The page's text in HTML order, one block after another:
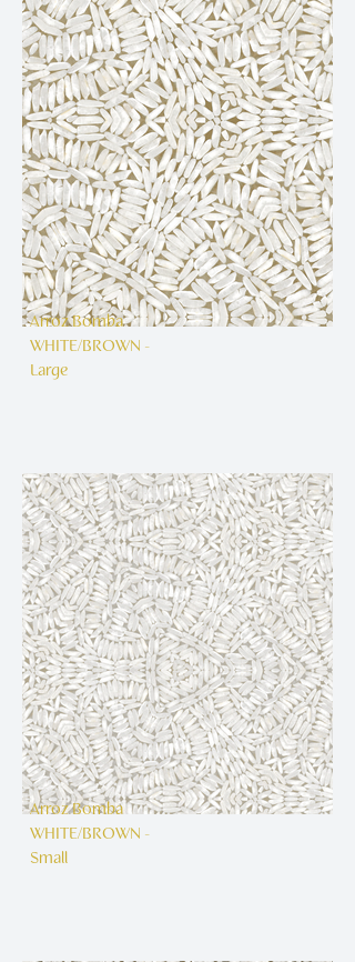
Arroz Bomba
WHITE/BROWN -
Large
Arroz Bomba
WHITE/BROWN -
Small